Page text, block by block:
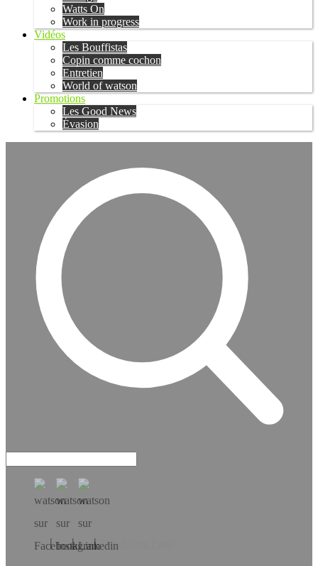
Watts On
Work in progress
Vidéos
Les Bouffistas
Copin comme cochon
Entretien
World of watson
Promotions
Les Good News
Évasion
Téléchargez l’app!